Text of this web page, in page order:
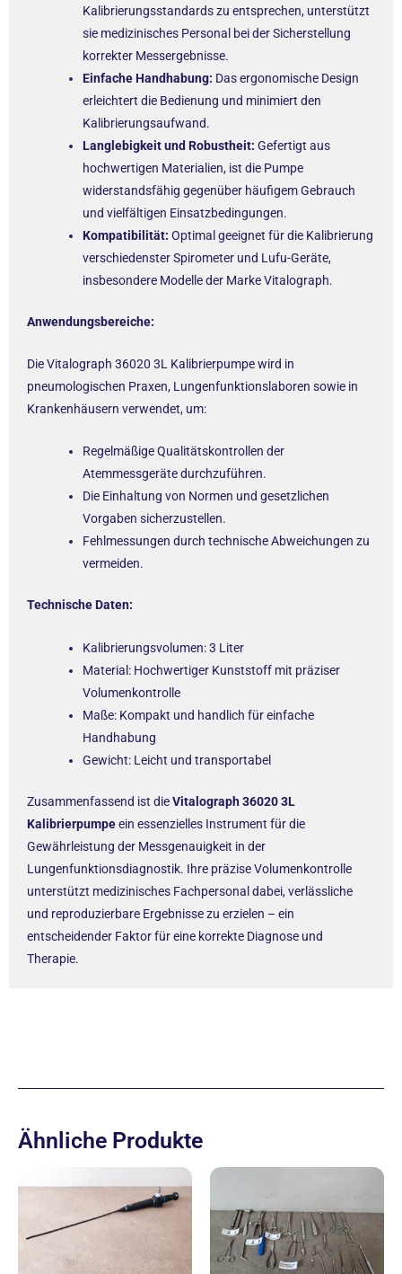
Kalibrierungsstandards zu entsprechen, unterstützt
sie medizinisches Personal bei der Sicherstellung
korrekter Messergebnisse.
Einfache Handhabung: Das ergonomische Design
erleichtert die Bedienung und minimiert den
Kalibrierungsaufwand.
Langlebigkeit und Robustheit: Gefertigt aus
hochwertigen Materialien, ist die Pumpe
widerstandsfähig gegenüber häufigem Gebrauch
und vielfältigen Einsatzbedingungen.
Kompatibilität: Optimal geeignet für die Kalibrierung
verschiedenster Spirometer und Lufu-Geräte,
insbesondere Modelle der Marke Vitalograph.
Anwendungsbereiche:
Die Vitalograph 36020 3L Kalibrierpumpe wird in
pneumologischen Praxen, Lungenfunktionslaboren sowie in
Krankenhäusern verwendet, um:
Regelmäßige Qualitätskontrollen der
Atemmessgeräte durchzuführen.
Die Einhaltung von Normen und gesetzlichen
Vorgaben sicherzustellen.
Fehlmessungen durch technische Abweichungen zu
vermeiden.
Technische Daten:
Kalibrierungsvolumen: 3 Liter
Material: Hochwertiger Kunststoff mit präziser
Volumenkontrolle
Maße: Kompakt und handlich für einfache
Handhabung
Gewicht: Leicht und transportabel
Zusammenfassend ist dieVitalograph 36020 3L
Kalibrierpumpeein essenzielles Instrument für die
Gewährleistung der Messgenauigkeit in der
Lungenfunktionsdiagnostik. Ihre präzise Volumenkontrolle
unterstützt medizinisches Fachpersonal dabei, verlässliche
und reproduzierbare Ergebnisse zu erzielen – ein
entscheidender Faktor für eine korrekte Diagnose und
Therapie.
Ähnliche Produkte